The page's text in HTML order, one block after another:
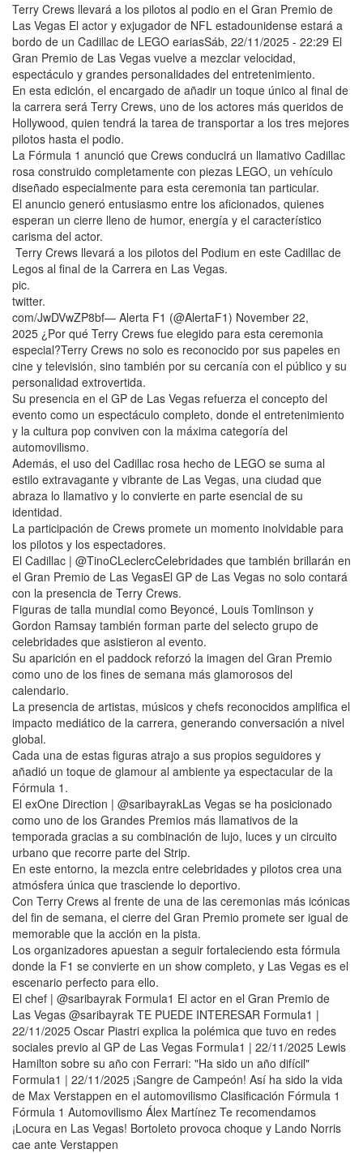
Terry Crews llevará a los pilotos al podio en el Gran Premio de
Las Vegas El actor y exjugador de NFL estadounidense estará a
bordo de un Cadillac de LEGO eariasSáb, 22/11/2025 - 22:29 El
Gran Premio de Las Vegas vuelve a mezclar velocidad,
espectáculo y grandes personalidades del entretenimiento.
En esta edición, el encargado de añadir un toque único al final de
la carrera será Terry Crews, uno de los actores más queridos de
Hollywood, quien tendrá la tarea de transportar a los tres mejores
pilotos hasta el podio.
La Fórmula 1 anunció que Crews conducirá un llamativo Cadillac
rosa construido completamente con piezas LEGO, un vehículo
diseñado especialmente para esta ceremonia tan particular.
El anuncio generó entusiasmo entre los aficionados, quienes
esperan un cierre lleno de humor, energía y el característico
carisma del actor.
Terry Crews llevará a los pilotos del Podium en este Cadillac de
Legos al final de la Carrera en Las Vegas.
pic.
twitter.
com/JwDVwZP8bf— Alerta F1 (@AlertaF1) November 22,
2025 ¿Por qué Terry Crews fue elegido para esta ceremonia
especial?Terry Crews no solo es reconocido por sus papeles en
cine y televisión, sino también por su cercanía con el público y su
personalidad extrovertida.
Su presencia en el GP de Las Vegas refuerza el concepto del
evento como un espectáculo completo, donde el entretenimiento
y la cultura pop conviven con la máxima categoría del
automovilismo.
Además, el uso del Cadillac rosa hecho de LEGO se suma al
estilo extravagante y vibrante de Las Vegas, una ciudad que
abraza lo llamativo y lo convierte en parte esencial de su
identidad.
La participación de Crews promete un momento inolvidable para
los pilotos y los espectadores.
El Cadillac | @TinoCLeclercCelebridades que también brillarán en
el Gran Premio de Las VegasEl GP de Las Vegas no solo contará
con la presencia de Terry Crews.
Figuras de talla mundial como Beyoncé, Louis Tomlinson y
Gordon Ramsay también forman parte del selecto grupo de
celebridades que asistieron al evento.
Su aparición en el paddock reforzó la imagen del Gran Premio
como uno de los fines de semana más glamorosos del
calendario.
La presencia de artistas, músicos y chefs reconocidos amplifica el
impacto mediático de la carrera, generando conversación a nivel
global.
Cada una de estas figuras atrajo a sus propios seguidores y
añadió un toque de glamour al ambiente ya espectacular de la
Fórmula 1.
El exOne Direction | @saribayrakLas Vegas se ha posicionado
como uno de los Grandes Premios más llamativos de la
temporada gracias a su combinación de lujo, luces y un circuito
urbano que recorre parte del Strip.
En este entorno, la mezcla entre celebridades y pilotos crea una
atmósfera única que trasciende lo deportivo.
Con Terry Crews al frente de una de las ceremonias más icónicas
del fin de semana, el cierre del Gran Premio promete ser igual de
memorable que la acción en la pista.
Los organizadores apuestan a seguir fortaleciendo esta fórmula
donde la F1 se convierte en un show completo, y Las Vegas es el
escenario perfecto para ello.
El chef | @saribayrak Formula1 El actor en el Gran Premio de
Las Vegas @saribayrak TE PUEDE INTERESAR Formula1 |
22/11/2025 Oscar Piastri explica la polémica que tuvo en redes
sociales previo al GP de Las Vegas Formula1 | 22/11/2025 Lewis
Hamilton sobre su año con Ferrari: "Ha sido un año difícil"
Formula1 | 22/11/2025 ¡Sangre de Campeón! Así ha sido la vida
de Max Verstappen en el automovilismo Clasificación Fórmula 1
Fórmula 1 Automovilismo Álex Martínez Te recomendamos
¡Locura en Las Vegas! Bortoleto provoca choque y Lando Norris
cae ante Verstappen